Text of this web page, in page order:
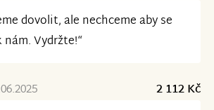
dovolit, ale nechceme aby se
Vydržte!“
2 112 Kč